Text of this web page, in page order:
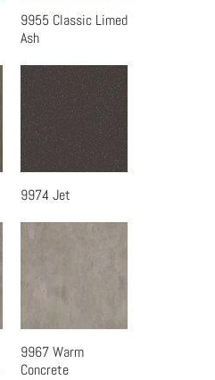
快速瀏覽
9955 Classic Limed
Ash
快速瀏覽
9974 Jet
快速瀏覽
9967 Warm
Concrete